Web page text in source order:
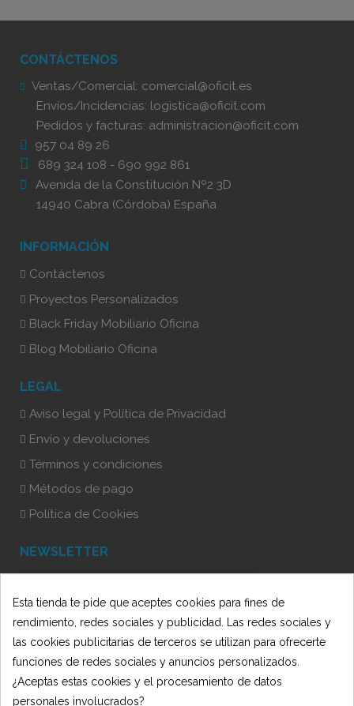
CONTÁCTENOS
Ventas/Comercial: comercial@oficit.es
Envíos/Incidencias: logistica@oficit.com
Pedidos y facturas: administracion@oficit.com
957 04 89 26
689 324 108 - 690 992 861
Avenida de la Constitución Nº2 3D
14940 Cabra (Córdoba) España
INFORMACIÓN
Contáctenos
Proyectos Personalizados
Black Friday Mobiliario Oficina
Blog Mobiliario Oficina
LEGAL
Aviso legal y Política de Privacidad
Envío y devoluciones
Términos y condiciones
Métodos de pago
Política de Cookies
NEWSLETTER
He leído y acepto la Política de Privacidad
Esta tienda te pide que aceptes cookies para fines de
rendimiento, redes sociales y publicidad. Las redes sociales y
las cookies publicitarias de terceros se utilizan para ofrecerte
funciones de redes sociales y anuncios personalizados.
¿Aceptas estas cookies y el procesamiento de datos
personales involucrados?